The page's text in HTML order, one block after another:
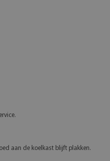
aan de koelkast blijft plakken.